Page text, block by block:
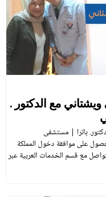
مع الدكتور .
باترا | مستشفى
على موافقة دخول المملكة
مع قسم الخدمات العربية عبر